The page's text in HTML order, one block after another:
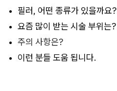
필러, 어떤 종류가 있을까요?
요즘 많이 받는 시술 부위는?
주의 사항은?
이런 분들 도움 됩니다.